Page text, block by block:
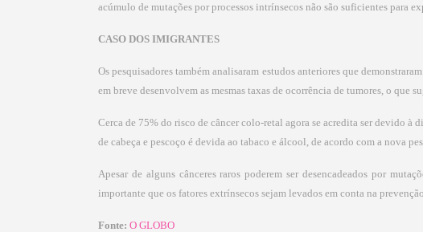
acúmulo de mutações por processos intrínsecos não são suficientes para
CASO DOS IMIGRANTES
Os pesquisadores também analisaram estudos anteriores que
em breve desenvolvem as mesmas taxas de ocorrência de tumores, o que
Cerca de 75% do risco de câncer colo-retal agora se acredita ser devido à
de cabeça e pescoço é devida ao tabaco e álcool, de acordo com a nova
Apesar de alguns cânceres raros poderem ser desencadeados por
importante que os fatores extrínsecos sejam levados em conta na
Fonte: O GLOBO